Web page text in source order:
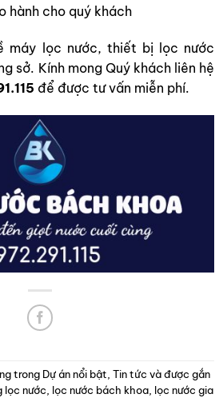
hành cho quý khách
máy lọc nước, thiết bị lọc nước
sở. Kính mong Quý khách liên hệ
để được tư vấn miễn phí.
trong Dự án nổi bật, Tin tức và được gắn
lọc nước, lọc nước bách khoa, lọc nước gia